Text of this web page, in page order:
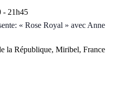
« Rose Royal » avec Anne
- 21h45
la République, Miribel, France